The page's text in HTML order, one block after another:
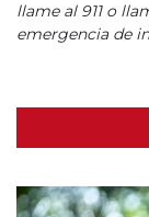
llame al 911 o
emergencia de